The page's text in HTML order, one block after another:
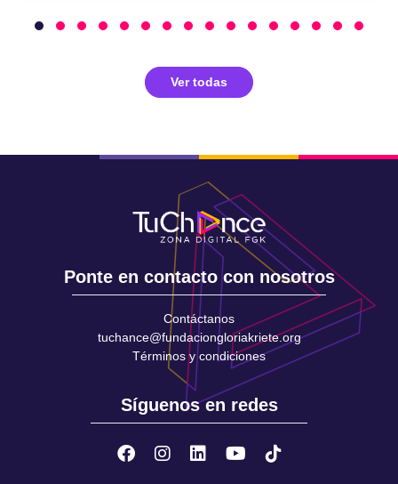
Ver todas
Ponte en contacto con nosotros
Contáctanos
tuchance@fundaciongloriakriete.org
Términos y condiciones
Síguenos en redes